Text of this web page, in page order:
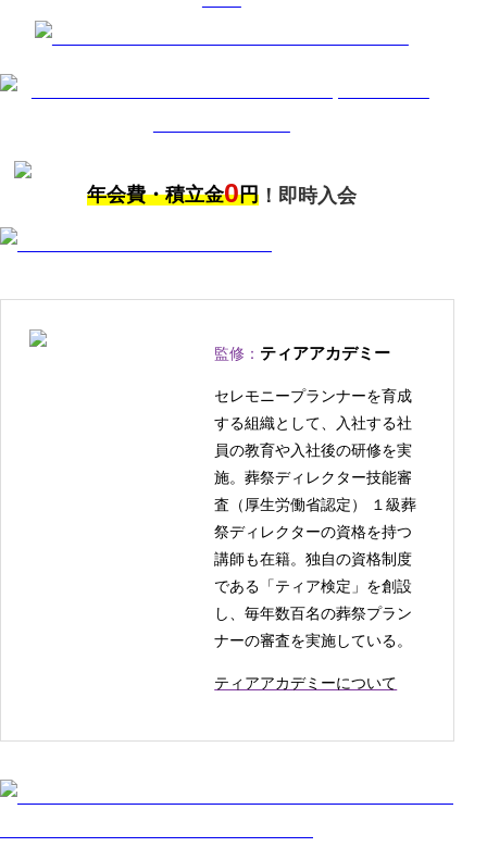
年会費・積立金0円！即時入会
監修： ティアアカデミー
セレモニープランナーを育成
する組織として、入社する社
員の教育や入社後の研修を実
施。葬祭ディレクター技能審
査（厚生労働省認定） １級葬
祭ディレクターの資格を持つ
講師も在籍。独自の資格制度
である「ティア検定」を創設
し、毎年数百名の葬祭プラン
ナーの審査を実施している。
ティアアカデミーについて